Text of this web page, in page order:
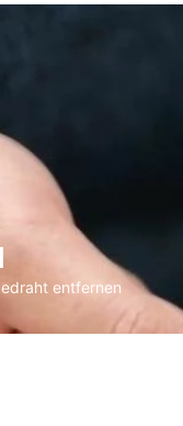
entfernen